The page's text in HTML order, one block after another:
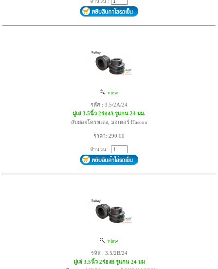
จำนวน :
view
รหัส : 3.5/2A/24
มู่เล่ 3.5นิ้ว 2ร่องA รูแกน 24 มม.
สับย่อยโครงแดง, มอเตอร์ Hascon
ราคา: 290.00
จำนวน :
view
รหัส : 3.5/2B/24
มู่เล่ 3.5นิ้ว 2ร่องB รูแกน 24 มม